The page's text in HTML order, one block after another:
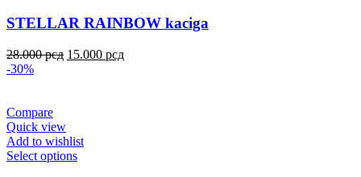
STELLAR RAINBOW kaciga
28.000рсд 15.000 рсд
-30%
Compare
Quick view
Add to wishlist
Select options